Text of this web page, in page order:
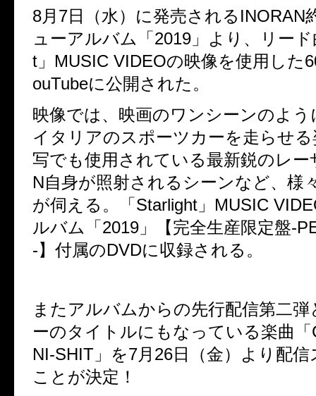
8月 7日（水）に発売される INORAN
ューアルバム「 2019 」より、リー
t 」 MUSIC VIDEOの映像を使用した
ouTubeに公開された。
映像では、映画のワンシーンのよう
イタリアのスポーツカーを走らせ
写でも使用されている最新鋭のレー
N自身が照射されるシーンなど、様
が伺える。「 Starlight 」 MUSIC
ルバム「 2019 」【完全生産限定盤-
-】付属のDVDに収録される。
またアルバムからの先行配信第二
ーのタイトルにもなっている楽曲「
NI-SHIT 」を7月 26日（金）より配
ことが決定！